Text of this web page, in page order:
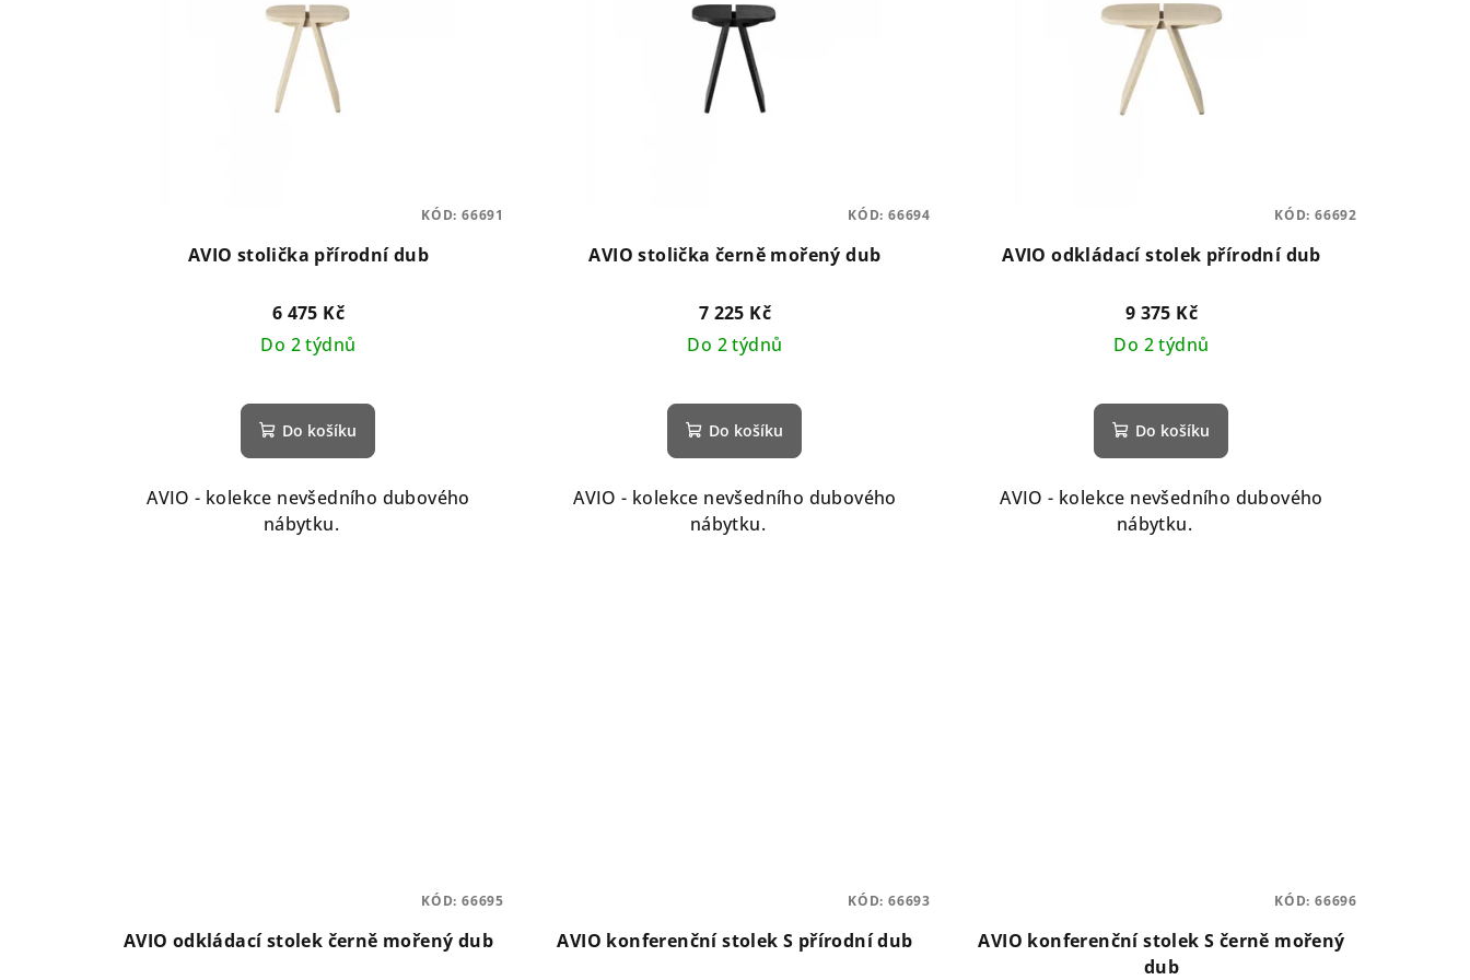
AVIO stolička přírodní dub
6 475 Kč
Do 2 týdnů
Do košíku
AVIO - kolekce nevšedního dubového
nábytku.
KÓD: 66691
AVIO stolička černě mořený dub
7 225 Kč
Do 2 týdnů
Do košíku
AVIO - kolekce nevšedního dubového
nábytku.
KÓD: 66694
AVIO odkládací stolek přírodní dub
9 375 Kč
Do 2 týdnů
Do košíku
AVIO - kolekce nevšedního dubového
nábytku.
KÓD: 66692
AVIO odkládací stolek černě mořený dub
KÓD: 66695
AVIO konferenční stolek S přírodní dub
KÓD: 66693
AVIO konferenční stolek S černě mořený
dub
KÓD: 66696